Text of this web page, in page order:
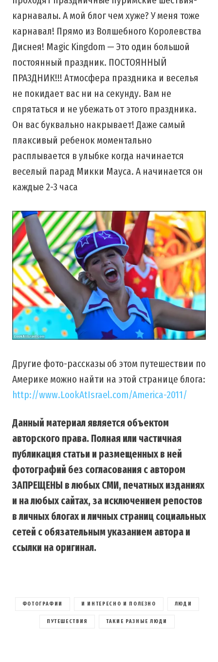
карнавалы. А мой блог чем хуже? У меня тоже
карнавал! Прямо из Волшебного Королевства
Диснея! Magic Kingdom — Это один большой
постоянный праздник. ПОСТОЯННЫЙ
ПРАЗДНИК!!! Атмосфера праздника и веселья
не покидает вас ни на секунду. Вам не
спрятаться и не убежать от этого праздника.
Он вас буквально накрывает! Даже самый
плаксивый ребенок моментально
расплывается в улыбке когда начинается
веселый парад Микки Мауса. А начинается он
каждые 2-3 часа
Другие фото-рассказы об этом путешествии по
Америке можно найти на этой странице блога:
http://www.LookAtIsrael.com/America-2011/
Данный материал является объектом
авторского права. Полная или частичная
публикация статьи и размещенных в ней
фотографий без согласования с автором
ЗАПРЕЩЕНЫ в любых СМИ, печатных изданиях
и на любых сайтах, за исключением репостов
в личных блогах и личных страниц социальных
сетей с обязательным указанием автора и
ссылки на оригинал.
ФОТОГРАФИИ И ИНТЕРЕСНО И ПОЛЕЗНО ЛЮДИ
ПУТЕШЕСТВИЯ ТАКИЕ РАЗНЫЕ ЛЮДИ